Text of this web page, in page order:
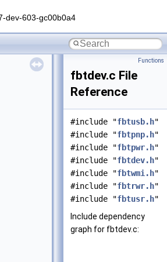
dev-603-gc00b0a4
Functions
fbtdev.c File
Reference
#include "fbtusb.h"
#include "fbtpnp.h"
#include "fbtpwr.h"
#include "fbtdev.h"
#include "fbtwmi.h"
#include "fbtrwr.h"
#include "fbtusr.h"
Include dependency
graph for fbtdev.c: